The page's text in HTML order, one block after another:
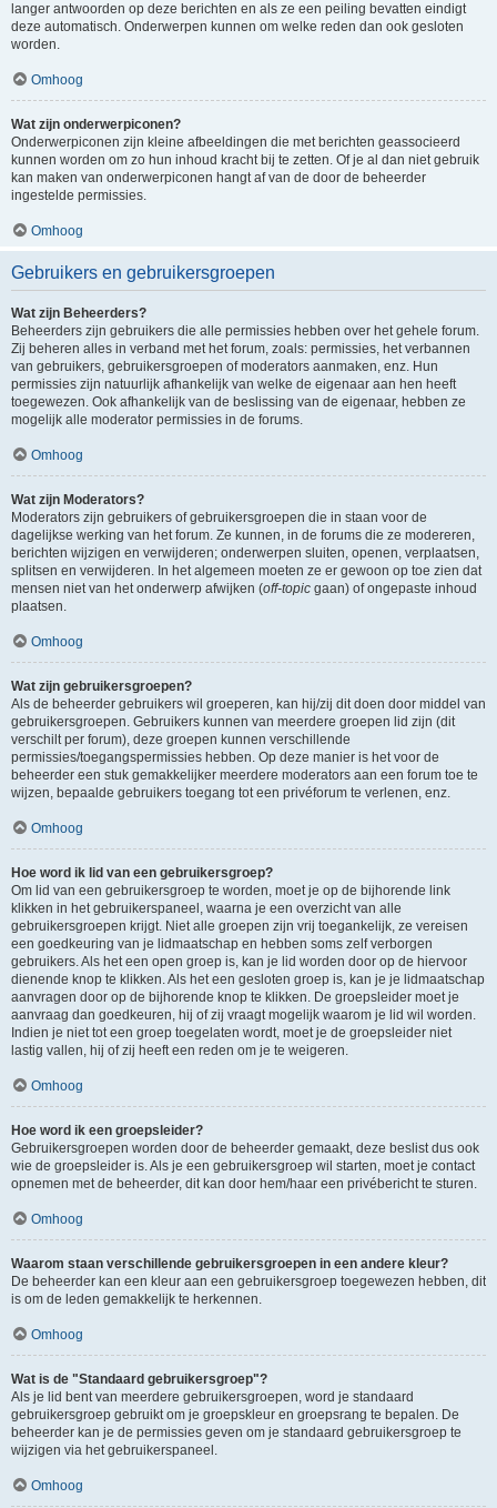
langer antwoorden op deze berichten en als ze een peiling bevatten eindigt
deze automatisch. Onderwerpen kunnen om welke reden dan ook gesloten
worden.
Omhoog
Wat zijn onderwerpiconen?
Onderwerpiconen zijn kleine afbeeldingen die met berichten geassocieerd
kunnen worden om zo hun inhoud kracht bij te zetten. Of je al dan niet gebruik
kan maken van onderwerpiconen hangt af van de door de beheerder
ingestelde permissies.
Omhoog
Gebruikers en gebruikersgroepen
Wat zijn Beheerders?
Beheerders zijn gebruikers die alle permissies hebben over het gehele forum.
Zij beheren alles in verband met het forum, zoals: permissies, het verbannen
van gebruikers, gebruikersgroepen of moderators aanmaken, enz. Hun
permissies zijn natuurlijk afhankelijk van welke de eigenaar aan hen heeft
toegewezen. Ook afhankelijk van de beslissing van de eigenaar, hebben ze
mogelijk alle moderator permissies in de forums.
Omhoog
Wat zijn Moderators?
Moderators zijn gebruikers of gebruikersgroepen die in staan voor de
dagelijkse werking van het forum. Ze kunnen, in de forums die ze modereren,
berichten wijzigen en verwijderen; onderwerpen sluiten, openen, verplaatsen,
splitsen en verwijderen. In het algemeen moeten ze er gewoon op toe zien dat
mensen niet van het onderwerp afwijken (off-topic gaan) of ongepaste inhoud
plaatsen.
Omhoog
Wat zijn gebruikersgroepen?
Als de beheerder gebruikers wil groeperen, kan hij/zij dit doen door middel van
gebruikersgroepen. Gebruikers kunnen van meerdere groepen lid zijn (dit
verschilt per forum), deze groepen kunnen verschillende
permissies/toegangspermissies hebben. Op deze manier is het voor de
beheerder een stuk gemakkelijker meerdere moderators aan een forum toe te
wijzen, bepaalde gebruikers toegang tot een privéforum te verlenen, enz.
Omhoog
Hoe word ik lid van een gebruikersgroep?
Om lid van een gebruikersgroep te worden, moet je op de bijhorende link
klikken in het gebruikerspaneel, waarna je een overzicht van alle
gebruikersgroepen krijgt. Niet alle groepen zijn vrij toegankelijk, ze vereisen
een goedkeuring van je lidmaatschap en hebben soms zelf verborgen
gebruikers. Als het een open groep is, kan je lid worden door op de hiervoor
dienende knop te klikken. Als het een gesloten groep is, kan je je lidmaatschap
aanvragen door op de bijhorende knop te klikken. De groepsleider moet je
aanvraag dan goedkeuren, hij of zij vraagt mogelijk waarom je lid wil worden.
Indien je niet tot een groep toegelaten wordt, moet je de groepsleider niet
lastig vallen, hij of zij heeft een reden om je te weigeren.
Omhoog
Hoe word ik een groepsleider?
Gebruikersgroepen worden door de beheerder gemaakt, deze beslist dus ook
wie de groepsleider is. Als je een gebruikersgroep wil starten, moet je contact
opnemen met de beheerder, dit kan door hem/haar een privébericht te sturen.
Omhoog
Waarom staan verschillende gebruikersgroepen in een andere kleur?
De beheerder kan een kleur aan een gebruikersgroep toegewezen hebben, dit
is om de leden gemakkelijk te herkennen.
Omhoog
Wat is de "Standaard gebruikersgroep"?
Als je lid bent van meerdere gebruikersgroepen, word je standaard
gebruikersgroep gebruikt om je groepskleur en groepsrang te bepalen. De
beheerder kan je de permissies geven om je standaard gebruikersgroep te
wijzigen via het gebruikerspaneel.
Omhoog